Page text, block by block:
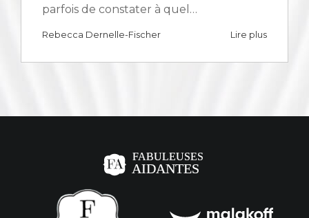
parfois de constater à quel…
Rebecca Dernelle-Fischer Lire plus